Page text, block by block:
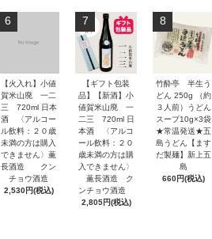
6
【火入れ】小値
賀米山廃 一二
三 720ml 日本
酒 〈アルコー
ル飲料：２０歳
未満の方は購入
できません〉薫
長酒造 クン
チョウ酒造
2,530円(税込)
7
【ギフト包装
品】【新酒】小
値賀米山廃 一
二三 720ml 日
本酒 〈アルコ
ール飲料：２０
歳未満の方は購
入できません〉
薫長酒造 ク
ンチョウ酒造
2,805円(税込)
8
竹酔亭 半生う
どん 250g （約
３人前）うどん
スープ10g×3袋
★常温発送★五
島うどん【ます
だ製麺】新上五
島
660円(税込)